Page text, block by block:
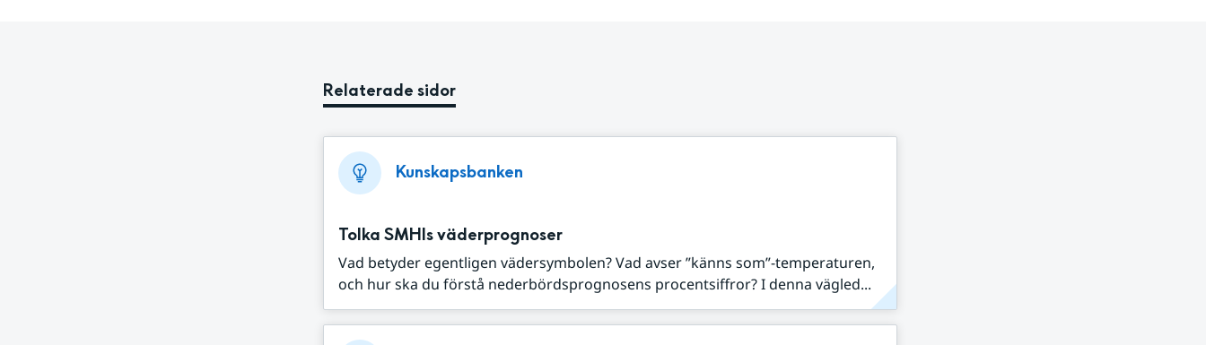
Relaterade sidor
Kunskapsbanken
Tolka SMHIs väderprognoser
Vad betyder egentligen vädersymbolen? Vad avser ”känns som”-temperaturen,
och hur ska du förstå nederbördsprognosens procentsiffror? I denna vägled...